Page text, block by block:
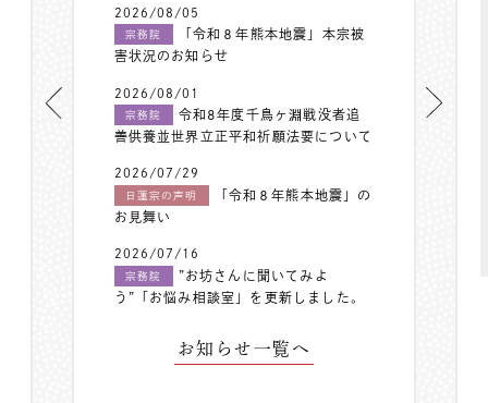
2026/08/05
宗務院
「令和８年熊本地震」本宗被
害状況のお知らせ
2026/08/01
宗務院
令和8年度千鳥ヶ淵戦没者追
善供養並世界立正平和祈願法要について
2026/07/29
日蓮宗の声明
「令和８年熊本地震」の
お見舞い
2026/07/16
宗務院
”お坊さんに聞いてみよ
う”「お悩み相談室」を更新しました。
お知らせ一覧へ